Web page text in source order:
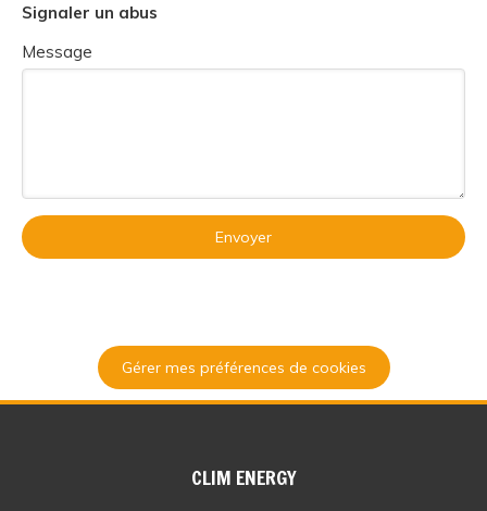
Signaler un abus
Message
Envoyer
Gérer mes préférences de cookies
CLIM ENERGY